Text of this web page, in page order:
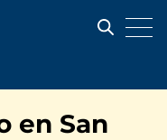
en San